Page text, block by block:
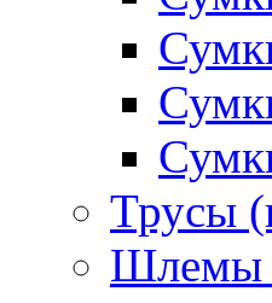
Трусы
Шлемы